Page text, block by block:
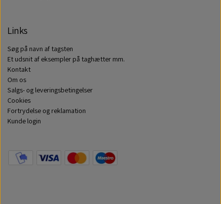
Links
Søg på navn af tagsten
Et udsnit af eksempler på taghætter mm.
Kontakt
Om os
Salgs- og leveringsbetingelser
Cookies
Fortrydelse og reklamation
Kunde login